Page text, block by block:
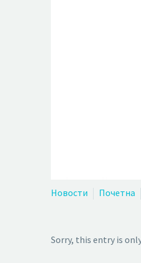
Новости Почетна
Sorry, this entry is